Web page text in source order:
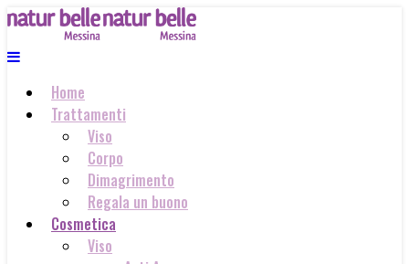
Home
Trattamenti
Viso
Corpo
Dimagrimento
Regala un buono
Cosmetica
Viso